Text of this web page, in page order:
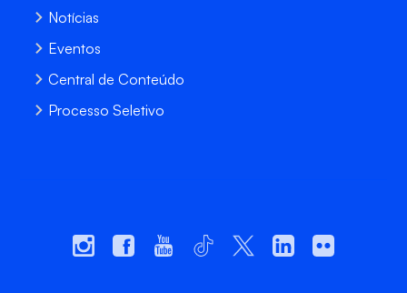
Notícias
Eventos
Central de Conteúdo
Processo Seletivo